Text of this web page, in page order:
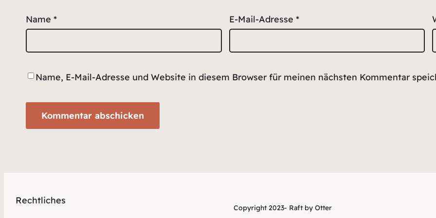
Name * E-Mail-Adresse *
Name, E-Mail-Adresse und Website in diesem Browser für meinen nächsten Kommentar
Rechtliches
Copyright 2023- Raft by Otter